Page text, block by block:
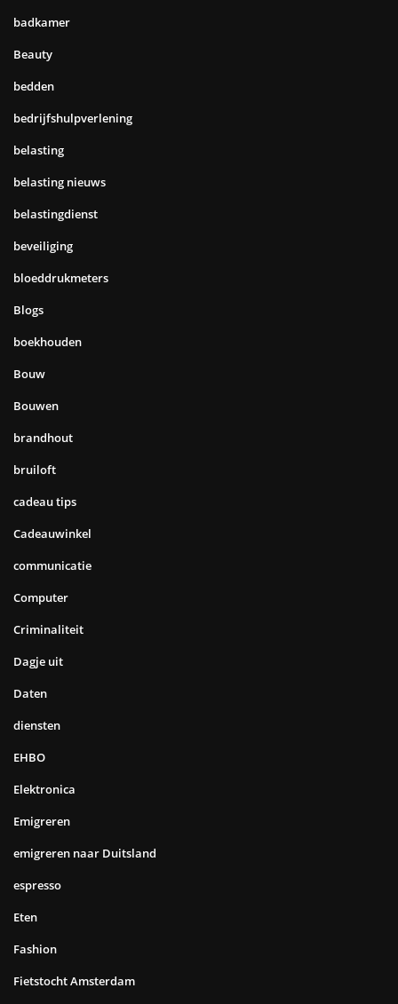
badkamer
Beauty
bedden
bedrijfshulpverlening
belasting
belasting nieuws
belastingdienst
beveiliging
bloeddrukmeters
Blogs
boekhouden
Bouw
Bouwen
brandhout
bruiloft
cadeau tips
Cadeauwinkel
communicatie
Computer
Criminaliteit
Dagje uit
Daten
diensten
EHBO
Elektronica
Emigreren
emigreren naar Duitsland
espresso
Eten
Fashion
Fietstocht Amsterdam